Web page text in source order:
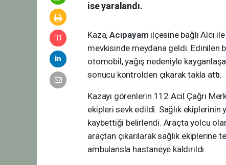
ise yaralandı.
Kaza, Acıpayam ilçesine bağlı Alcı
mevkisinde meydana geldi. Edinilen
otomobil, yağış nedeniyle
sonucu kontrolden çıkarak takla attı.
Kazayı görenlerin 112 Acil Çağrı
ekipleri sevk edildi. Sağlık ekiplerinin
kaybettiği belirlendi. Araçta yolcu
araçtan çıkarılarak sağlık ekiplerine
ambulansla hastaneye kaldırıldı.